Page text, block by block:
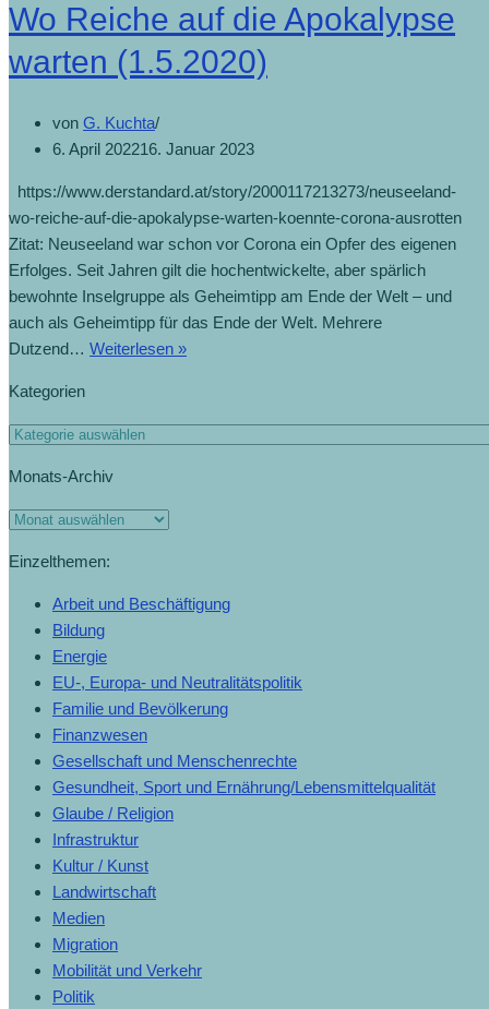
Wo Reiche auf die Apokalypse
warten (1.5.2020)
von G. Kuchta
6. April 202216. Januar 2023
https://www.derstandard.at/story/2000117213273/neuseeland-
wo-reiche-auf-die-apokalypse-warten-koennte-corona-ausrotten
Zitat: Neuseeland war schon vor Corona ein Opfer des eigenen
Erfolges. Seit Jahren gilt die hochentwickelte, aber spärlich
bewohnte Inselgruppe als Geheimtipp am Ende der Welt – und
auch als Geheimtipp für das Ende der Welt. Mehrere
Dutzend… Weiterlesen »
Kategorien
Monats-Archiv
Einzelthemen:
Arbeit und Beschäftigung
Bildung
Energie
EU-, Europa- und Neutralitätspolitik
Familie und Bevölkerung
Finanzwesen
Gesellschaft und Menschenrechte
Gesundheit, Sport und Ernährung/Lebensmittelqualität
Glaube / Religion
Infrastruktur
Kultur / Kunst
Landwirtschaft
Medien
Migration
Mobilität und Verkehr
Politik